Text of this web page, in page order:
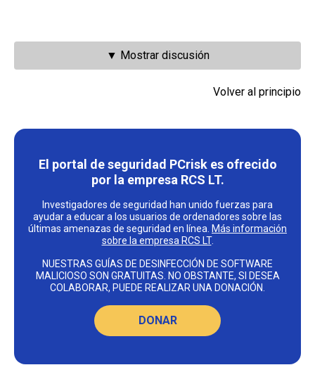
▼ Mostrar discusión
Volver al principio
El portal de seguridad PCrisk es ofrecido
por la empresa RCS LT.
Investigadores de seguridad han unido fuerzas para
ayudar a educar a los usuarios de ordenadores sobre las
últimas amenazas de seguridad en línea. Más información
sobre la empresa RCS LT.
NUESTRAS GUÍAS DE DESINFECCIÓN DE SOFTWARE
MALICIOSO SON GRATUITAS. NO OBSTANTE, SI DESEA
COLABORAR, PUEDE REALIZAR UNA DONACIÓN.
DONAR